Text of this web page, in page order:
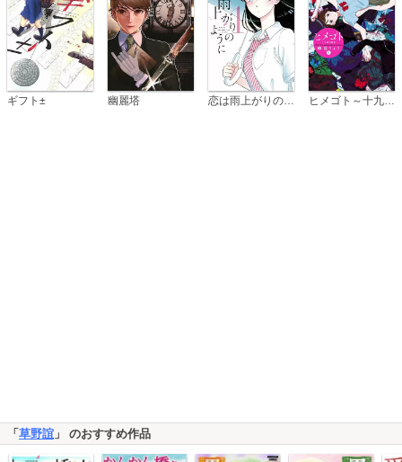
ギフト± 幽麗塔 ヒメゴト～十九歳の制服～
「草野誼 」 のおすすめ作品